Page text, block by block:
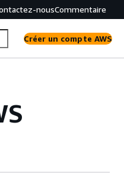
nousCommentaire
Créer un compte AWS